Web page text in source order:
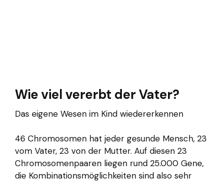
Wie viel vererbt der Vater?
Das eigene Wesen im Kind wiedererkennen
46 Chromosomen hat jeder gesunde Mensch, 23
vom Vater, 23 von der Mutter. Auf diesen 23
Chromosomenpaaren liegen rund 25.000 Gene,
die Kombinationsmöglichkeiten sind also sehr